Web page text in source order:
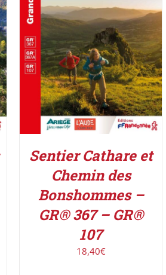
ACHETER LE PRODUIT
/
DÉTAILS
Sentier Cathare et
Chemin des
Bonshommes –
GR® 367 – GR®
107
18,40€